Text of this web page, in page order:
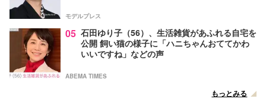
モデルプレス
05 石田ゆり子（56）、生活雑貨があふれる自宅を
公開 飼い猫の様子に「ハニちゃんおててかわ
いいですね」などの声
ABEMA TIMES
もっとみる